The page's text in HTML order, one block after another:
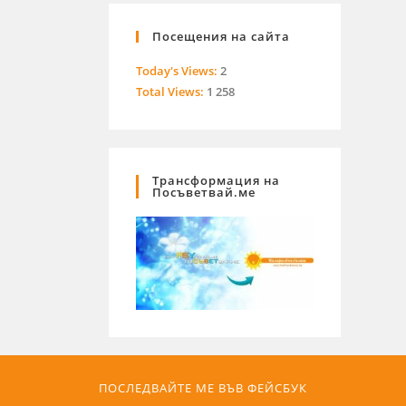
Посещения на сайта
Today's Views: 2
Total Views: 1 258
Трансформация на
Посъветвай.ме
ПОСЛЕДВАЙТЕ МЕ ВЪВ ФЕЙСБУК